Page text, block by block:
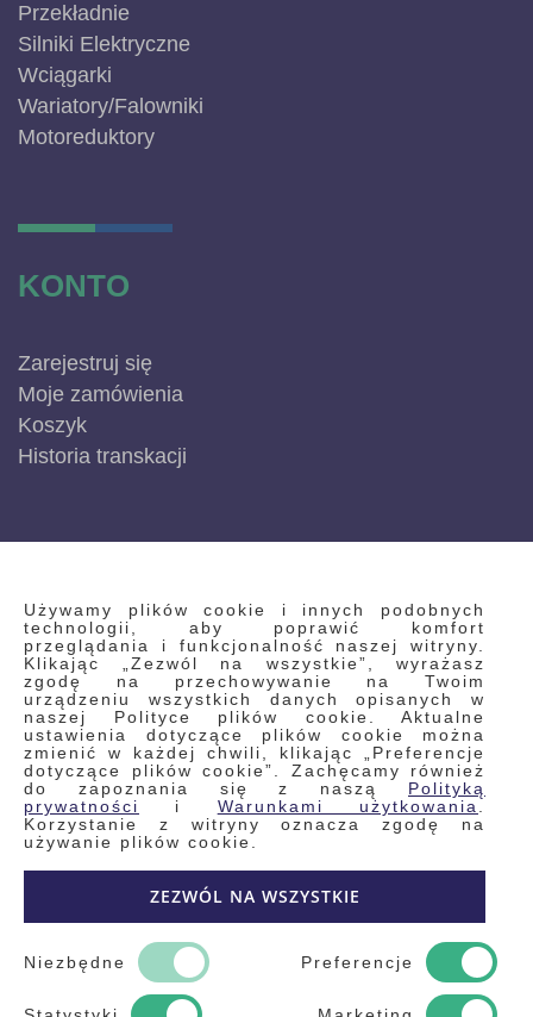
Używamy plików cookie i innych podobnych
technologii, aby poprawić komfort
przeglądania i funkcjonalność naszej witryny.
Klikając „Zezwól na wszystkie”, wyrażasz
zgodę na przechowywanie na Twoim
urządzeniu wszystkich danych opisanych w
naszej Polityce plików cookie. Aktualne
ustawienia dotyczące plików cookie można
zmienić w każdej chwili, klikając „Preferencje
dotyczące plików cookie”. Zachęcamy również
do zapoznania się z naszą Polityką
prywatności
i Warunkami użytkowania
Korzystanie z witryny oznacza zgodę na
używanie plików cookie.
ZEZWÓL NA WSZYSTKIE
Niezbędne Preferencje
Przekładnie
Silniki Elektryczne
Wciągarki
Wariatory/Falowniki
Motoreduktory
KONTO
Zarejestruj się
Moje zamówienia
Koszyk
Historia transkacji
INFORMACJE
Regulamin
Polityka prywatności i pliki cookie
Wyszukiwane frazy
Wyszukiwanie zaawansowane
Zamówienia
Skontaktuj się z nami
Odstąp od umowy
Kontakt